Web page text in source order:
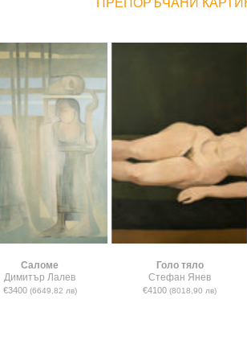
Саломе
Димитър Лалев
€3400 (6649,82 лв)
Голо тяло
Стефан Янев
€4100(8018,90 лв)